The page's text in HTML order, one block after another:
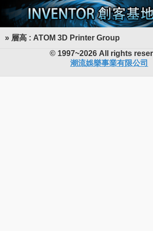
» 層高 : ATOM 3D Printer Group
INVENTOR 創客基地
© 1997~2026 All rights
潮流娛樂事業有限公司